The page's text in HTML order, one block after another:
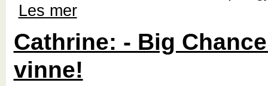
Les mer
Cathrine: - Big
vinne!